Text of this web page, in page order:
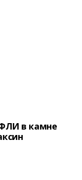
в камне